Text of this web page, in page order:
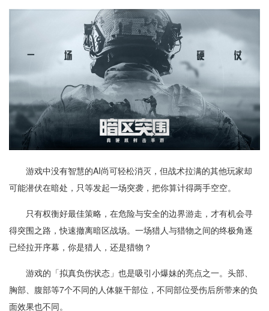
游戏中没有智慧的AI尚可轻松消灭，但战术拉满的其他玩家却
可能潜伏在暗处，只等发起一场突袭，把你算计得两手空空。
只有权衡好最佳策略，在危险与安全的边界游走，才有机会寻
得突围之路，快速撤离暗区战场。一场猎人与猎物之间的终极角逐
已经拉开序幕，你是猎人，还是猎物？
游戏的「拟真负伤状态」也是吸引小爆妹的亮点之一。头部、
胸部、腹部等7个不同的人体躯干部位，不同部位受伤后所带来的负
面效果也不同。